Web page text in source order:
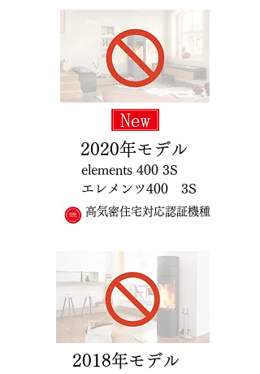
2020年モデル
elements 400 3S
エレメンツ400 3S
高気密住宅対応認証機種
2018年モデル